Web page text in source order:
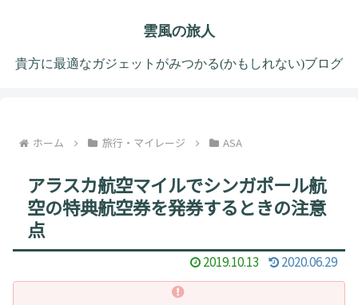
雲風の旅人
貴方に最適なガジェットがみつかる(かもしれない)ブログ
ホーム 旅行・マイレージ ASA
アラスカ航空マイルでシンガポール航
空の特典航空券を発券するときの注意
点
2019.10.13 2020.06.29